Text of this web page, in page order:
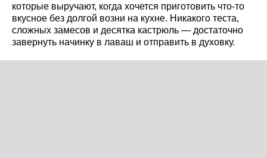
которые выручают, когда хочется приготовить что-то
вкусное без долгой возни на кухне. Никакого теста,
сложных замесов и десятка кастрюль — достаточно
завернуть начинку в лаваш и отправить в духовку.